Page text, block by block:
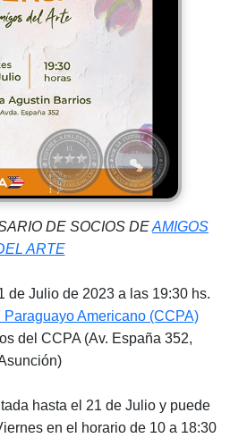
DE SOCIOS DEAMIGOS
ARTE
de Julio de 2023 a las 19:30 hs.
Americano (CCPA)
del CCPA (Av. España 352,
hasta el 21 de Julio y puede
en el horario de 10 a 18:30